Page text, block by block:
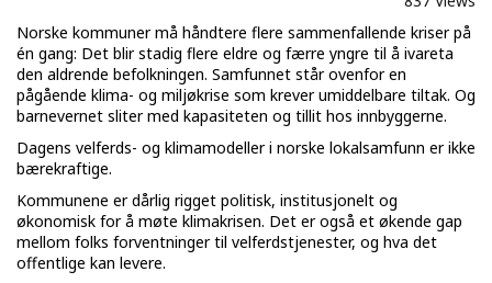
Norske kommuner må håndtere flere sammenfallende kriser på
én gang: Det blir stadig flere eldre og færre yngre til å ivareta
den aldrende befolkningen. Samfunnet står ovenfor en
pågående klima- og miljøkrise som krever umiddelbare tiltak. Og
barnevernet sliter med kapasiteten og tillit hos innbyggerne.
Dagens velferds- og klimamodeller i norske lokalsamfunn er ikke
bærekraftige.
Kommunene er dårlig rigget politisk, institusjonelt og
økonomisk for å møte klimakrisen. Det er også et økende gap
mellom folks forventninger til velferdstjenester, og hva det
offentlige kan levere.